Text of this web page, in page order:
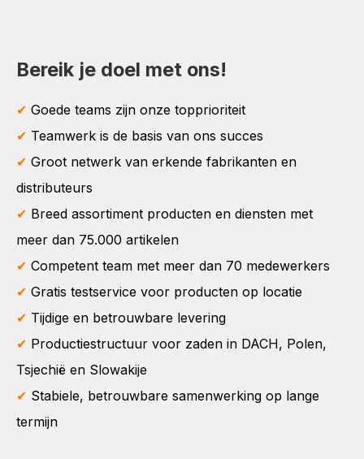
Bereik je doel met ons!
✔ Goede teams zijn onze topprioriteit
✔ Teamwerk is de basis van ons succes
✔ Groot netwerk van erkende fabrikanten en
distributeurs
✔ Breed assortiment producten en diensten met
meer dan 75.000 artikelen
✔ Competent team met meer dan 70 medewerkers
✔ Gratis testservice voor producten op locatie
✔ Tijdige en betrouwbare levering
✔ Productiestructuur voor zaden in DACH, Polen,
Tsjechië en Slowakije
✔ Stabiele, betrouwbare samenwerking op lange
termijn